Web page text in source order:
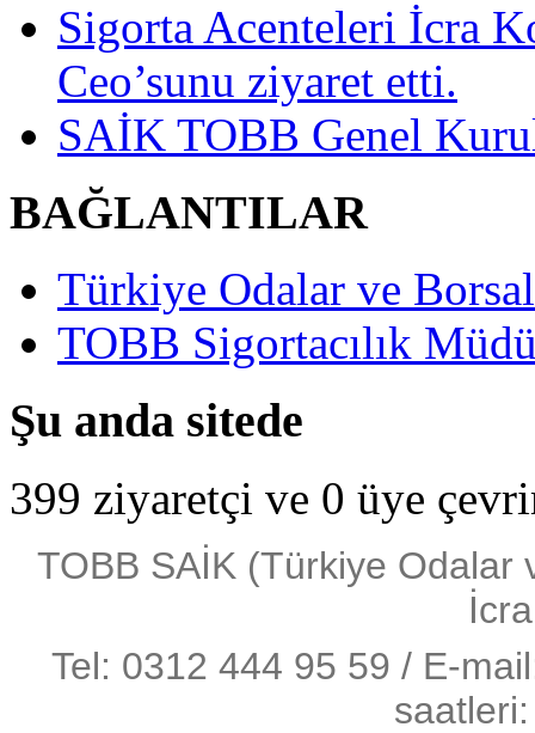
Sigorta Acenteleri İcra
Ceo’sunu ziyaret etti.
SAİK TOBB Genel
BAĞLANTILAR
Türkiye Odalar ve
TOBB Sigortacılık
Şu anda sitede
399 ziyaretçi ve 0 üye
TOBB SAİK (Türkiye Odalar
Tel: 0312 444 95 59 / E-